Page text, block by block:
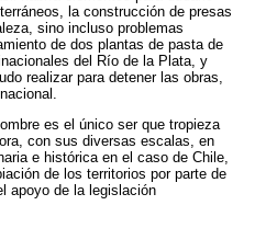
la construcción de presas
sino incluso problemas
de dos plantas de pasta de
del Río de la Plata, y
realizar para detener las obras,
es el único ser que tropieza
con sus diversas escalas, en
e histórica en el caso de Chile,
de los territorios por parte de
apoyo de la legislación